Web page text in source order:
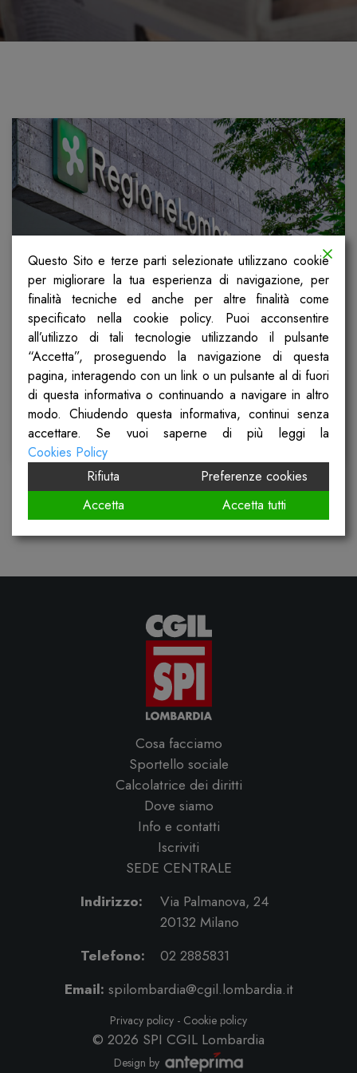
Comunicato stampa Cgil, Spi e Fp
della Lombardia
Pubblicato il
28 Febbraio 2025
Scopri
Cosa facciamo
Sportello sociale
Calcolatrice dei diritti
Dove siamo
Info e contatti
Iscriviti
SEDE CENTRALE
Indirizzo:
Via Palmanova, 24
20132 Milano
Telefono:
02 2885831
Email: spilombardia@cgil.lombardia.it
Privacy policy - Cookie policy
© 2026 SPI CGIL Lombardia
Design by
Questo Sito e terze parti selezionate utilizzano cookie
per migliorare la tua esperienza di navigazione, per
finalità tecniche ed anche per altre finalità come
specificato nella cookie policy. Puoi acconsentire
all’utilizzo di tali tecnologie utilizzando il pulsante
“Accetta”, proseguendo la navigazione di questa
pagina, interagendo con un link o un pulsante al di fuori
di questa informativa o continuando a navigare in altro
modo. Chiudendo questa informativa, continui senza
accettare. Se vuoi saperne di più leggi la
Cookies Policy
Rifiuta
Preferenze cookies
Accetta
Accetta tutti